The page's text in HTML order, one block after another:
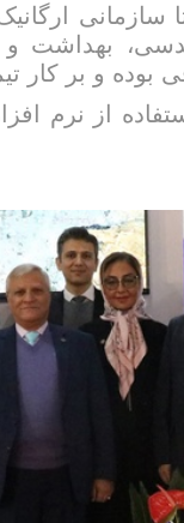
بهداشت و
بوده و بر کار
از نرم